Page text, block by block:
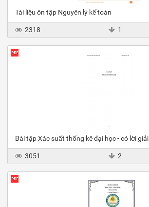
Tài liệu ôn tập Nguyên lý kế toán
2318 1
Bài tập Xác suất thống kê đại học - có lời giải
3051 2